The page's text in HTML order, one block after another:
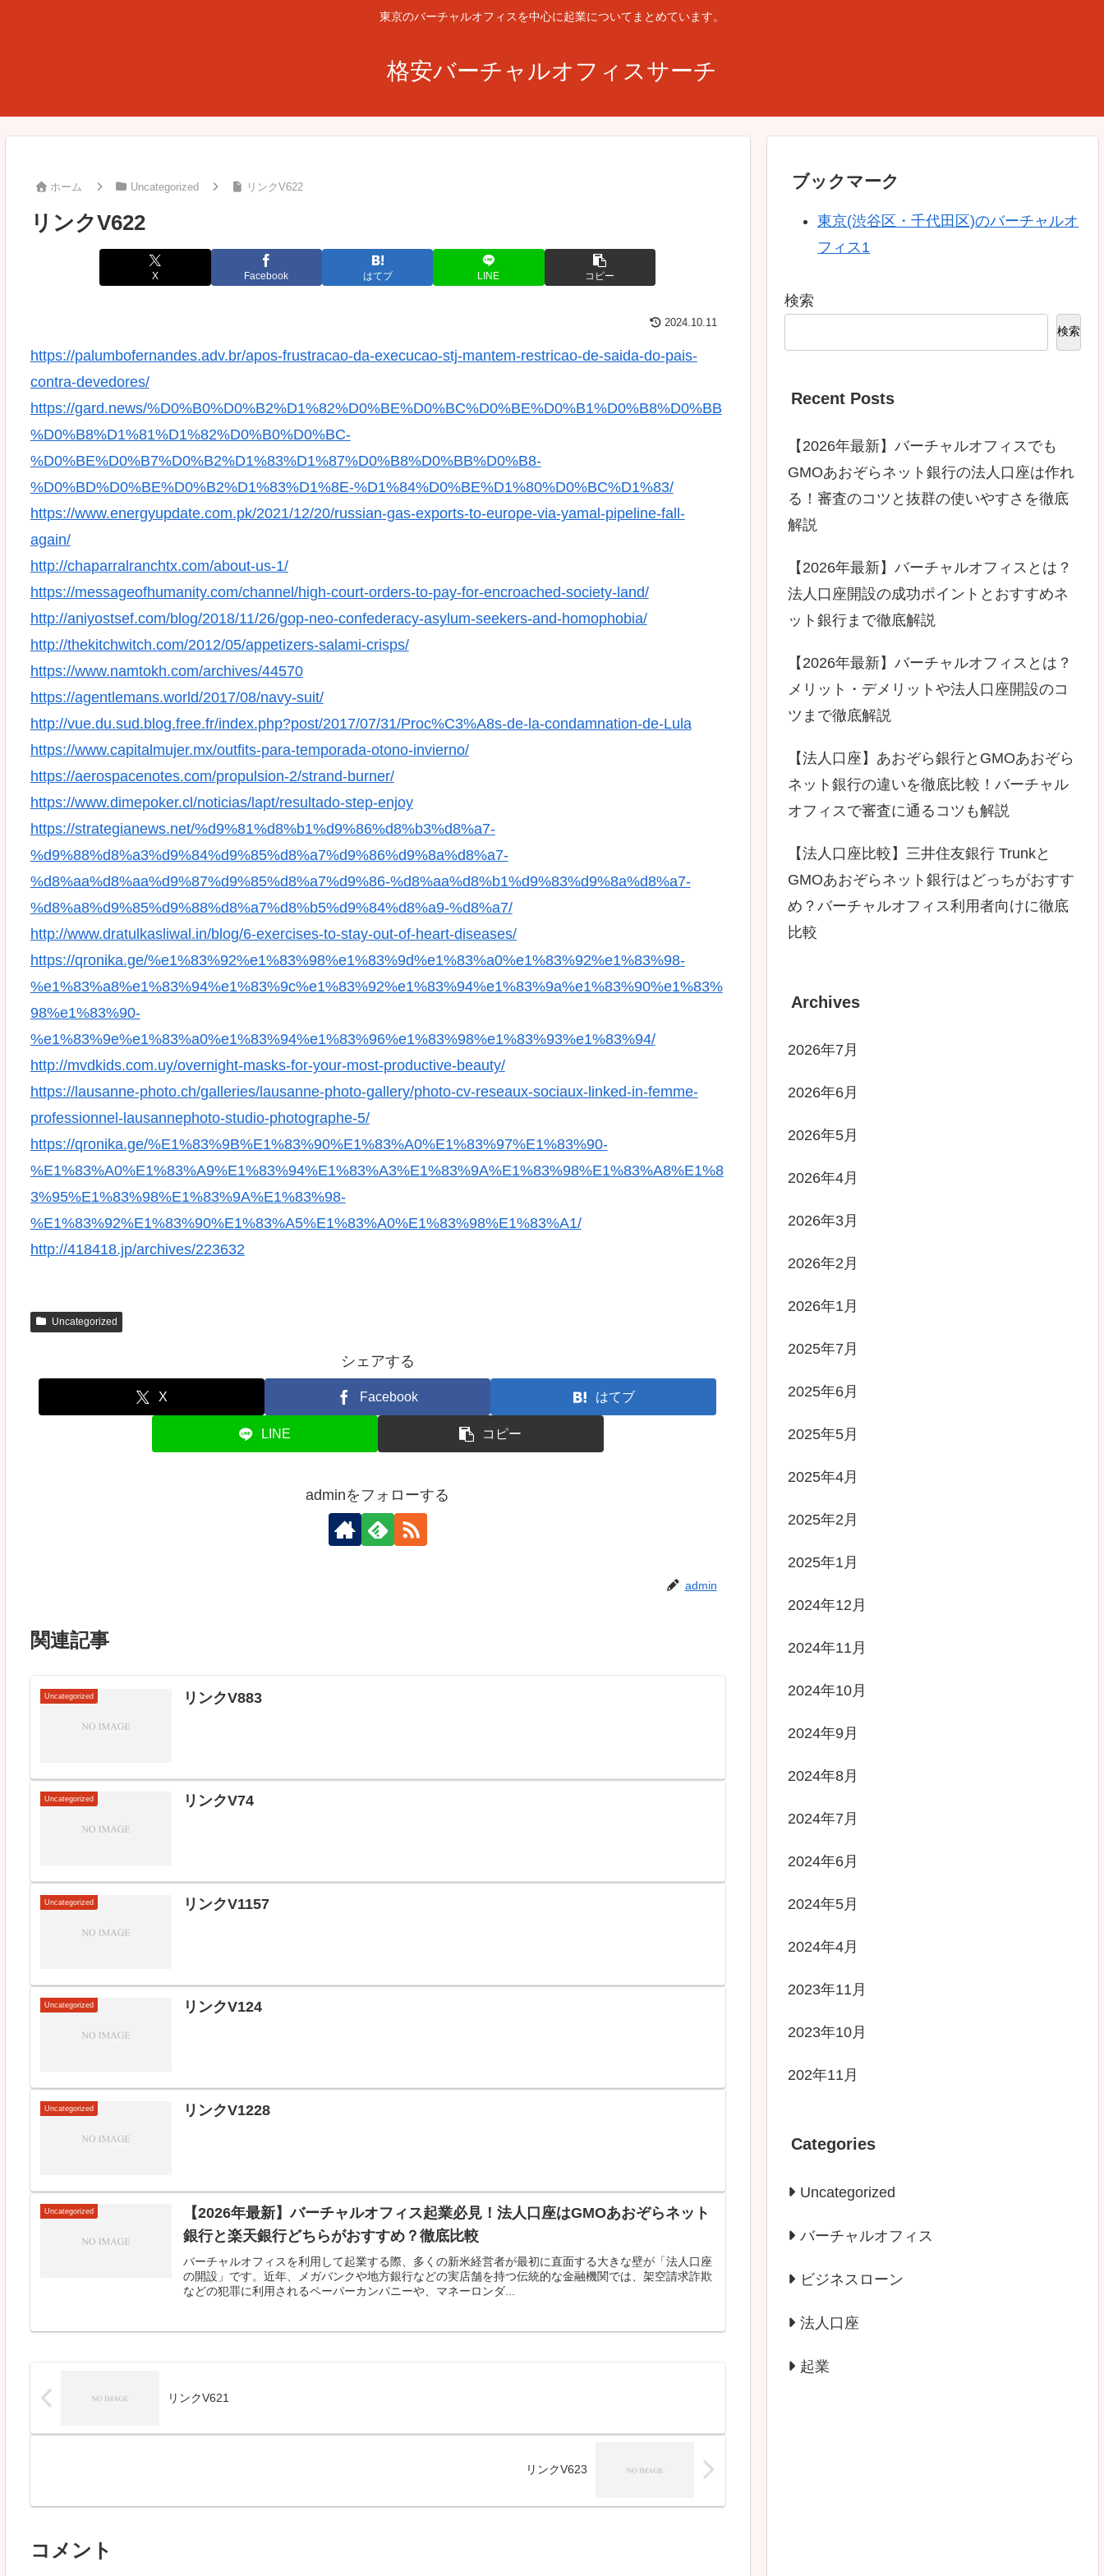
東京のバーチャルオフィスを中心に起業についてまとめています。
格安バーチャルオフィスサーチ
ホーム Uncategorized リンクV622
リンクV622
X Facebook はてブ LINE コピー
2024.10.11
https://palumbofernandes.adv.br/apos-frustracao-da-execucao-stj-mantem-restricao-de-saida-do-pais-
contra-devedores/
https://gard.news/%D0%B0%D0%B2%D1%82%D0%BE%D0%BC%D0%BE%D0%B1%D0%B8%D0%BB
%D0%B8%D1%81%D1%82%D0%B0%D0%BC-
%D0%BE%D0%B7%D0%B2%D1%83%D1%87%D0%B8%D0%BB%D0%B8-
%D0%BD%D0%BE%D0%B2%D1%83%D1%8E-%D1%84%D0%BE%D1%80%D0%BC%D1%83/
https://www.energyupdate.com.pk/2021/12/20/russian-gas-exports-to-europe-via-yamal-pipeline-fall-
again/
http://chaparralranchtx.com/about-us-1/
https://messageofhumanity.com/channel/high-court-orders-to-pay-for-encroached-society-land/
http://aniyostsef.com/blog/2018/11/26/gop-neo-confederacy-asylum-seekers-and-homophobia/
http://thekitchwitch.com/2012/05/appetizers-salami-crisps/
https://www.namtokh.com/archives/44570
https://agentlemans.world/2017/08/navy-suit/
http://vue.du.sud.blog.free.fr/index.php?post/2017/07/31/Proc%C3%A8s-de-la-condamnation-de-Lula
https://www.capitalmujer.mx/outfits-para-temporada-otono-invierno/
https://aerospacenotes.com/propulsion-2/strand-burner/
https://www.dimepoker.cl/noticias/lapt/resultado-step-enjoy
https://strategianews.net/%d9%81%d8%b1%d9%86%d8%b3%d8%a7-
%d9%88%d8%a3%d9%84%d9%85%d8%a7%d9%86%d9%8a%d8%a7-
%d8%aa%d8%aa%d9%87%d9%85%d8%a7%d9%86-%d8%aa%d8%b1%d9%83%d9%8a%d8%a7-
%d8%a8%d9%85%d9%88%d8%a7%d8%b5%d9%84%d8%a9-%d8%a7/
http://www.dratulkasliwal.in/blog/6-exercises-to-stay-out-of-heart-diseases/
https://qronika.ge/%e1%83%92%e1%83%98%e1%83%9d%e1%83%a0%e1%83%92%e1%83%98-
%e1%83%a8%e1%83%94%e1%83%9c%e1%83%92%e1%83%94%e1%83%9a%e1%83%90%e1%83%
98%e1%83%90-
%e1%83%9e%e1%83%a0%e1%83%94%e1%83%96%e1%83%98%e1%83%93%e1%83%94/
http://mvdkids.com.uy/overnight-masks-for-your-most-productive-beauty/
https://lausanne-photo.ch/galleries/lausanne-photo-gallery/photo-cv-reseaux-sociaux-linked-in-femme-
professionnel-lausannephoto-studio-photographe-5/
https://qronika.ge/%E1%83%9B%E1%83%90%E1%83%A0%E1%83%97%E1%83%90-
%E1%83%A0%E1%83%A9%E1%83%94%E1%83%A3%E1%83%9A%E1%83%98%E1%83%A8%E1%8
3%95%E1%83%98%E1%83%9A%E1%83%98-
%E1%83%92%E1%83%90%E1%83%A5%E1%83%A0%E1%83%98%E1%83%A1/
http://418418.jp/archives/223632
Uncategorized
シェアする
X Facebook はてブ
LINE コピー
adminをフォローする
admin
関連記事
Uncategorized リンクV883
Uncategorized リンクV74
Uncategorized リンクV1157
Uncategorized リンクV124
Uncategorized リンクV1228
Uncategorized
【2026年最新】バーチャルオフィス起業必見！法人口座はGMOあおぞらネット
銀行と楽天銀行どちらがおすすめ？徹底比較
バーチャルオフィスを利用して起業する際、多くの新米経営者が最初に直面する大きな壁が「法人口座
の開設」です。近年、メガバンクや地方銀行などの実店舗を持つ伝統的な金融機関では、架空請求詐欺
などの犯罪に利用されるペーパーカンパニーや、マネーロンダ...
リンクV621
リンクV623
コメント
ブックマーク
東京(渋谷区・千代田区)のバーチャルオ
フィス1
検索
検索
Recent Posts
【2026年最新】バーチャルオフィスでも
GMOあおぞらネット銀行の法人口座は作れ
る！審査のコツと抜群の使いやすさを徹底
解説
【2026年最新】バーチャルオフィスとは？
法人口座開設の成功ポイントとおすすめネ
ット銀行まで徹底解説
【2026年最新】バーチャルオフィスとは？
メリット・デメリットや法人口座開設のコ
ツまで徹底解説
【法人口座】あおぞら銀行とGMOあおぞら
ネット銀行の違いを徹底比較！バーチャル
オフィスで審査に通るコツも解説
【法人口座比較】三井住友銀行 Trunkと
GMOあおぞらネット銀行はどっちがおすす
め？バーチャルオフィス利用者向けに徹底
比較
Archives
2026年7月
2026年6月
2026年5月
2026年4月
2026年3月
2026年2月
2026年1月
2025年7月
2025年6月
2025年5月
2025年4月
2025年2月
2025年1月
2024年12月
2024年11月
2024年10月
2024年9月
2024年8月
2024年7月
2024年6月
2024年5月
2024年4月
2023年11月
2023年10月
202年11月
Categories
Uncategorized
バーチャルオフィス
ビジネスローン
法人口座
起業